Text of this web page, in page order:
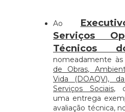
Ao
Serviços
Técnicos
nomeadamente
de Obras,
Vida (DOAQV),
Serviços Sociais,
uma entrega
avaliação técnica,